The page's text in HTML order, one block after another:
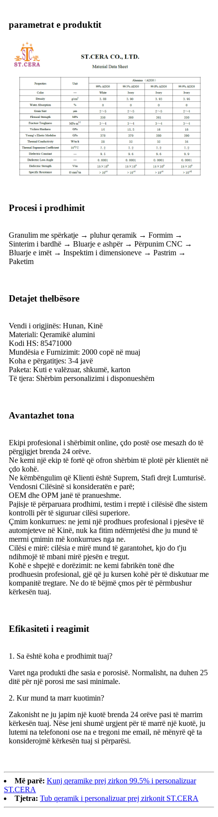
parametrat e produktit
Procesi i prodhimit
Granulim me spërkatje → pluhur qeramik → Formim →
Sinterim i bardhë → Bluarje e ashpër → Përpunim CNC →
Bluarje e imët → Inspektim i dimensioneve → Pastrim →
Paketim
Detajet thelbësore
Vendi i origjinës: Hunan, Kinë
Materiali: Qeramikë alumini
Kodi HS: 85471000
Mundësia e Furnizimit: 2000 copë në muaj
Koha e përgatitjes: 3-4 javë
Paketa: Kuti e valëzuar, shkumë, karton
Të tjera: Shërbim personalizimi i disponueshëm
Avantazhet tona
Ekipi profesional i shërbimit online, çdo postë ose mesazh do të
përgjigjet brenda 24 orëve.
Ne kemi një ekip të fortë që ofron shërbim të plotë për klientët në
çdo kohë.
Ne këmbëngulim që Klienti është Suprem, Stafi drejt Lumturisë.
Vendosni Cilësinë si konsideratën e parë;
OEM dhe OPM janë të pranueshme.
Pajisje të përparuara prodhimi, testim i rreptë i cilësisë dhe sistem
kontrolli për të siguruar cilësi superiore.
Çmim konkurrues: ne jemi një prodhues profesional i pjesëve të
automjeteve në Kinë, nuk ka fitim ndërmjetësi dhe ju mund të
merrni çmimin më konkurrues nga ne.
Cilësi e mirë: cilësia e mirë mund të garantohet, kjo do t'ju
ndihmojë të mbani mirë pjesën e tregut.
Kohë e shpejtë e dorëzimit: ne kemi fabrikën tonë dhe
prodhuesin profesional, gjë që ju kursen kohë për të diskutuar me
kompanitë tregtare. Ne do të bëjmë çmos për të përmbushur
kërkesën tuaj.
Efikasiteti i reagimit
1. Sa është koha e prodhimit tuaj?
Varet nga produkti dhe sasia e porosisë. Normalisht, na duhen 25
ditë për një porosi me sasi minimale.
2. Kur mund ta marr kuotimin?
Zakonisht ne ju japim një kuotë brenda 24 orëve pasi të marrim
kërkesën tuaj. Nëse jeni shumë urgjent për të marrë një kuotë, ju
lutemi na telefononi ose na e tregoni me email, në mënyrë që ta
konsiderojmë kërkesën tuaj si përparësi.
Më parë: Kunj qeramike prej zirkon 99.5% i personalizuar
ST.CERA
Tjetra: Tub qeramik i personalizuar prej zirkonit ST.CERA